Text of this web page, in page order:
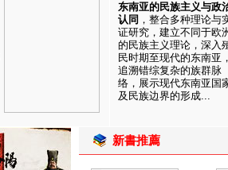
东南亚的民族主义与政
认同 ，整合多种理论与
证研究，建立不同于欧
的民族主义理论，深入
民时期至现代的东南亚
追溯错综复杂的族群脉
络，展示现代东南亚国
及民族边界的形成...
新書推薦